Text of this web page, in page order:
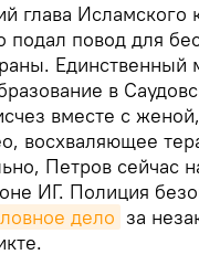
глава Исламского
подал повод для
в
вместе с
восхваляющее
Петров сейчас
ИГ. Полиция
дело за